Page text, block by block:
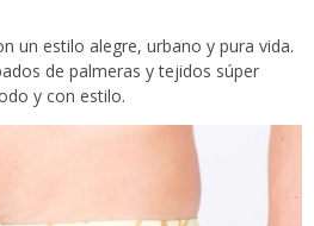
un estilo alegre, urbano y pura vida.
de palmeras y tejidos súper
y con estilo.